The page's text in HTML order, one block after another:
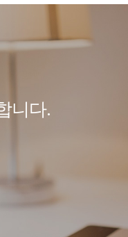
니다.